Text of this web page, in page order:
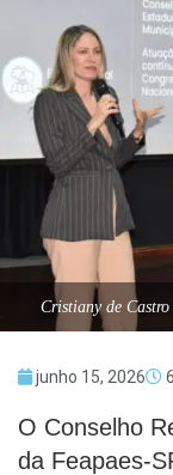
Cristiany de Castro
junho 15, 2026
O Conselho
da Feapaes-